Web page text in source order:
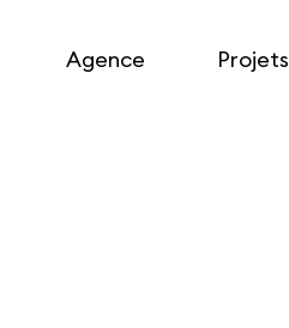
Agence Projets